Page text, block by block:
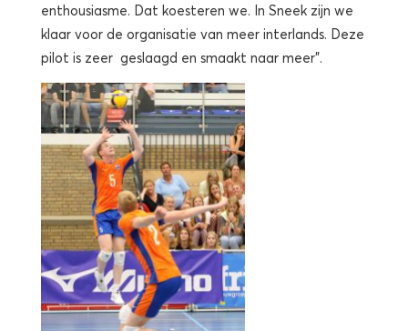
enthousiasme. Dat koesteren we. In Sneek zijn we
klaar voor de organisatie van meer interlands. Deze
pilot is zeer geslaagd en smaakt naar meer”.